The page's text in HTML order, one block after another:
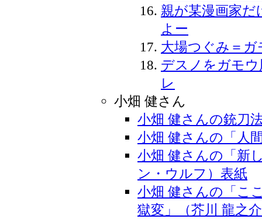
親が某漫画家
よー
大場つぐみ＝
デスノをガモ
レ
小畑 健さん
小畑 健さんの銃刀
小畑 健さんの「人
小畑 健さんの「新
ン・ウルフ）表紙
小畑 健さんの「こ
獄変」（芥川 龍之